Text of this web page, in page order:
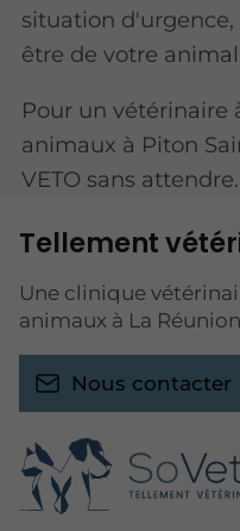
situation
être de votre
Pour un vétérinaire
animaux à Piton
VETO sans attendre.
Tellement
Une clinique
animaux à La
Nous contacter